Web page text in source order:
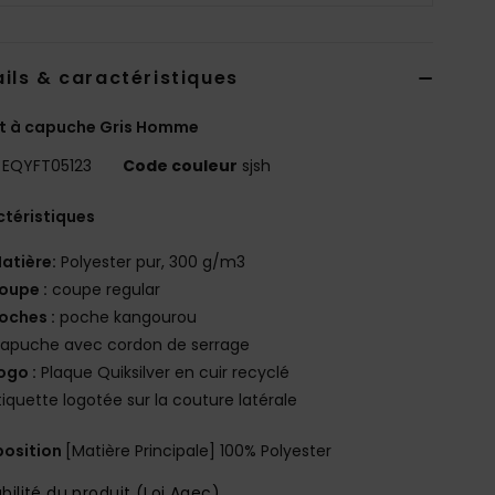
& caractéristiques
à capuche Gris Homme
EQYFT05123 Code couleur sjsh
Polyester pur, 300 g/m3
: coupe regular
: poche kangourou
avec cordon de serrage
: Plaque Quiksilver en cuir recyclé
logotée sur la couture latérale
[Matière Principale] 100% Polyester